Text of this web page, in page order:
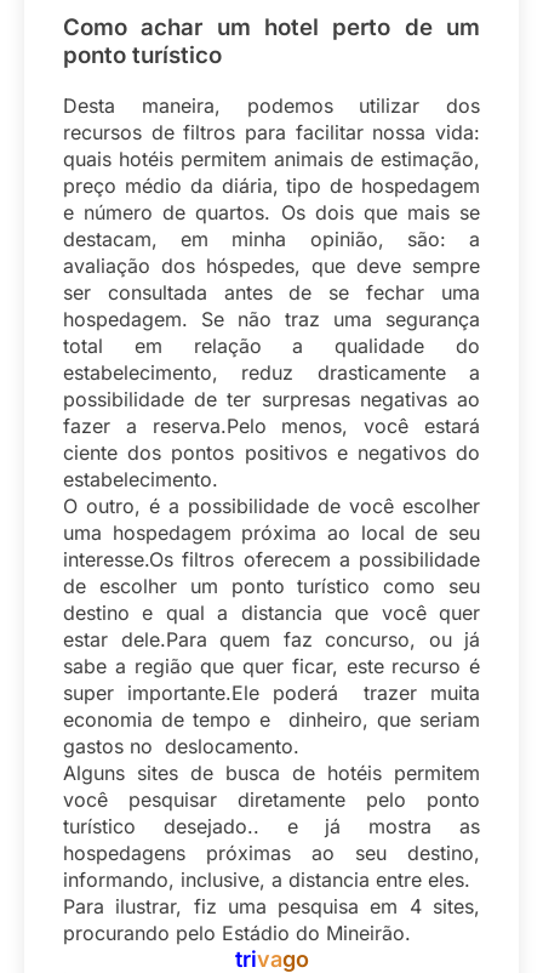
Como achar um hotel perto de um
ponto turístico
Desta maneira, podemos utilizar dos
recursos de filtros para facilitar nossa vida:
quais hotéis permitem animais de estimação,
preço médio da diária, tipo de hospedagem
e número de quartos. Os dois que mais se
destacam, em minha opinião, são: a
avaliação dos hóspedes, que deve sempre
ser consultada antes de se fechar uma
hospedagem. Se não traz uma segurança
total em relação a qualidade do
estabelecimento, reduz drasticamente a
possibilidade de ter surpresas negativas ao
fazer a reserva.Pelo menos, você estará
ciente dos pontos positivos e negativos do
estabelecimento.
O outro, é a possibilidade de você escolher
uma hospedagem próxima ao local de seu
interesse.Os filtros oferecem a possibilidade
de escolher um ponto turístico como seu
destino e qual a distancia que você quer
estar dele.Para quem faz concurso, ou já
sabe a região que quer ficar, este recurso é
super importante.Ele poderá trazer muita
economia de tempo e dinheiro, que seriam
gastos no deslocamento.
Alguns sites de busca de hotéis permitem
você pesquisar diretamente pelo ponto
turístico desejado.. e já mostra as
hospedagens próximas ao seu destino,
informando, inclusive, a distancia entre eles.
Para ilustrar, fiz uma pesquisa em 4 sites,
procurando pelo Estádio do Mineirão.
trivago